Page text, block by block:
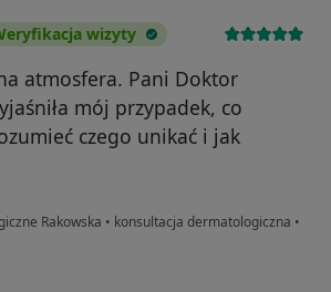
wizyty
atmosfera. Pani Doktor
mój przypadek, co
czego unikać i jak
Rakowska • konsultacja dermatologiczna •